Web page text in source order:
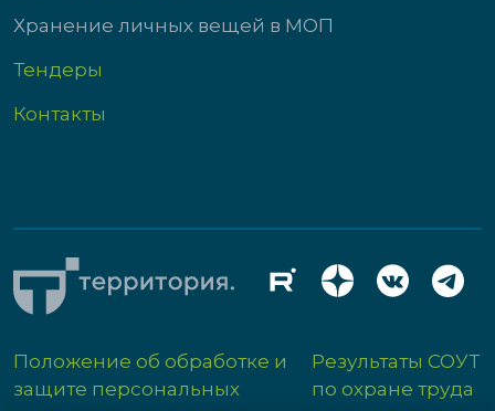
Хранение личных вещей в МОП
Тендеры
Контакты
Положение об обработке и
защите персональных
Результаты СОУТ
по охране труда